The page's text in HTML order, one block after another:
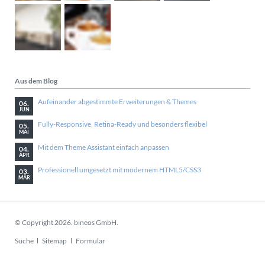
Aus dem Blog
06.
JUN
Aufeinander abgestimmte Erweiterungen & Themes
05.
MAI
Fully-Responsive, Retina-Ready und besonders flexibel
04.
APR
Mit dem Theme Assistant einfach anpassen
03.
MÄR
Professionell umgesetzt mit modernem HTML5/CSS3
© Copyright 2026. bineos GmbH.
Navigation
Suche Sitemap Formular